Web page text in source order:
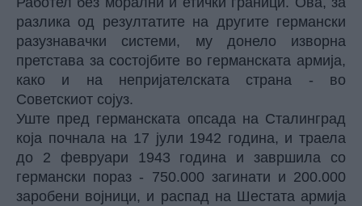
разлика од резултатите на другите германски
разузнавачки системи, му донело изворна
претстава за состојбите во германската армија,
како и на непријателската страна - во
Советскиот сојуз.
Уште пред германската опсада на Сталинград
која почнала на 17 јули 1942 година, и траела
до 2 февруари 1943 година и завршила со
германски пораз - 750.000 загинати и 200.000
заробени војници, и распад на Шестата армија